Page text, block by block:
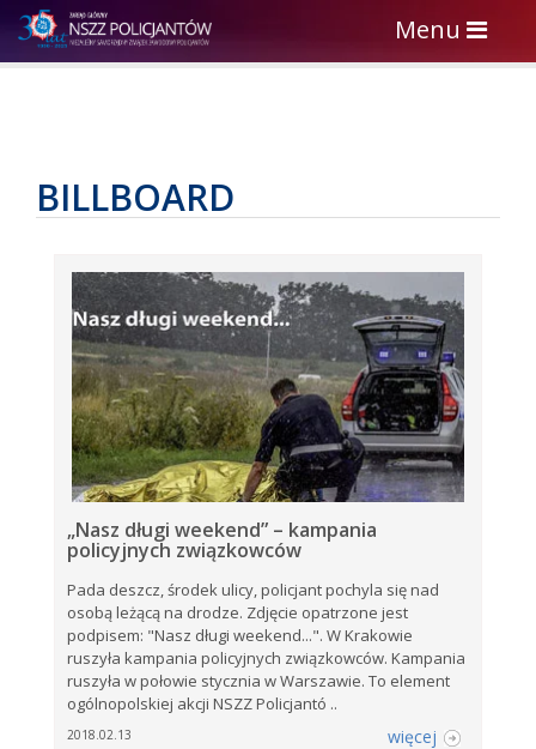
Toggle
navigation
Menu
BILLBOARD
„Nasz długi weekend” – kampania
policyjnych związkowców
Pada deszcz, środek ulicy, policjant pochyla się nad
osobą leżącą na drodze. Zdjęcie opatrzone jest
podpisem: "Nasz długi weekend...". W Krakowie
ruszyła kampania policyjnych związkowców. Kampania
ruszyła w połowie stycznia w Warszawie. To element
ogólnopolskiej akcji NSZZ Policjantó ..
2018.02.13 więcej